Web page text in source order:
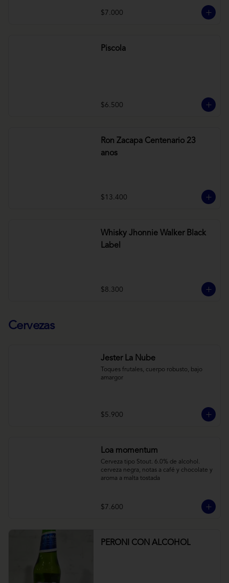
$7.000
Piscola
$6.500
Ron Zacapa Centenario 23
anos
$13.400
Whisky Jhonnie Walker Black
Label
$8.300
Cervezas
Jester La Nube
Toques frutales, cuerpo robusto, bajo
amargor
$5.900
Loa momentum
Cerveza tipo Stout. 6.0% de alcohol.
cerveza negra, notas a café y chocolate y
aroma a malta tostada
$7.600
PERONI CON ALCOHOL